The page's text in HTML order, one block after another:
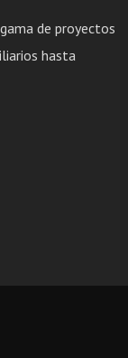
de proyectos
hasta